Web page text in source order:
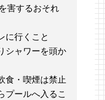
害するおそれ
に行くこと
シャワーを頭か
食・喫煙は禁止
プールへ入るこ